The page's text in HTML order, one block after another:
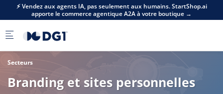
Skip to main content
⚡ Vendez aux agents IA, pas seulement aux humains. StartShop.ai
apporte le commerce agentique A2A à votre boutique →
Secteurs
Branding et sites personnelles